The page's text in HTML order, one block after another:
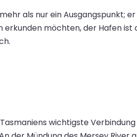
als nur ein Ausgangspunkt;
erkunden möchten, der Hafen
wichtigste